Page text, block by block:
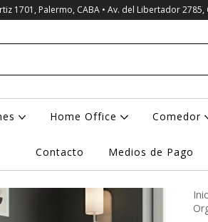
1701, Palermo, CABA • Av. del Libertador 2785,
Home Office Comedor
Contacto Medios de Pago